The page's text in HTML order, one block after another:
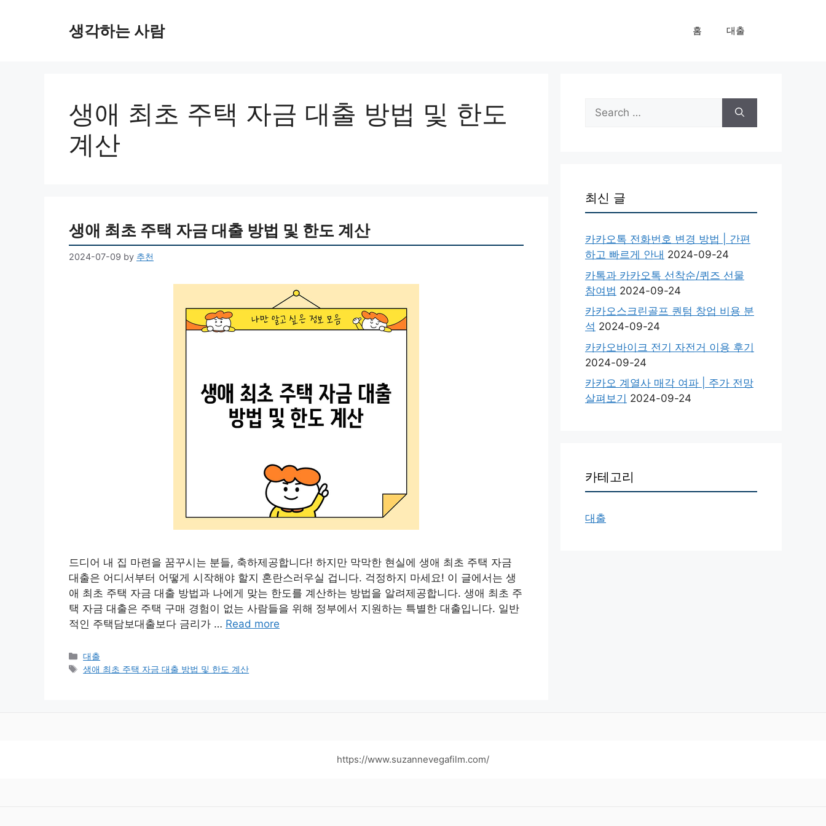
생각하는 사람 홈 대출
생애 최초 주택 자금 대출 방법 및 한도
계산
생애 최초 주택 자금 대출 방법 및 한도 계산
2024-07-09 by 추천
드디어 내 집 마련을 꿈꾸시는 분들, 축하제공합니다! 하지만 막막한 현실에 생애 최초 주택 자금
대출은 어디서부터 어떻게 시작해야 할지 혼란스러우실 겁니다. 걱정하지 마세요! 이 글에서는 생
애 최초 주택 자금 대출 방법과 나에게 맞는 한도를 계산하는 방법을 알려제공합니다. 생애 최초 주
택 자금 대출은 주택 구매 경험이 없는 사람들을 위해 정부에서 지원하는 특별한 대출입니다. 일반
적인 주택담보대출보다 금리가 … Read more
Categories
대출
Tags
생애 최초 주택 자금 대출 방법 및 한도 계산
Search
for:
최신 글
카카오톡 전화번호 변경 방법 | 간편
하고 빠르게 안내 2024-09-24
카톡과 카카오톡 선착순/퀴즈 선물
참여법 2024-09-24
카카오스크린골프 퀀텀 창업 비용 분
석 2024-09-24
카카오바이크 전기 자전거 이용 후기
2024-09-24
카카오 계열사 매각 여파 | 주가 전망
살펴보기 2024-09-24
카테고리
대출
https://www.suzannevegafilm.com/